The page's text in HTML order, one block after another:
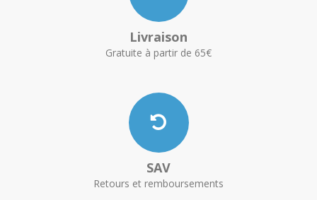
Livraison
Gratuite à partir de 65€
SAV
Retours et remboursements